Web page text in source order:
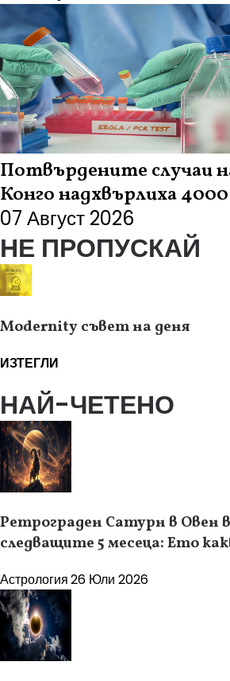
Потвърдените случаи
Конго надхвърлиха 4000
07 Август 2026
НЕ ПРОПУСКАЙ
Modernity съвет на деня
ИЗТЕГЛИ
НАЙ-ЧЕТЕНО
Ретрограден Сатурн в Овен
следващите 5 месеца: Ето
Астрология26 Юли 2026